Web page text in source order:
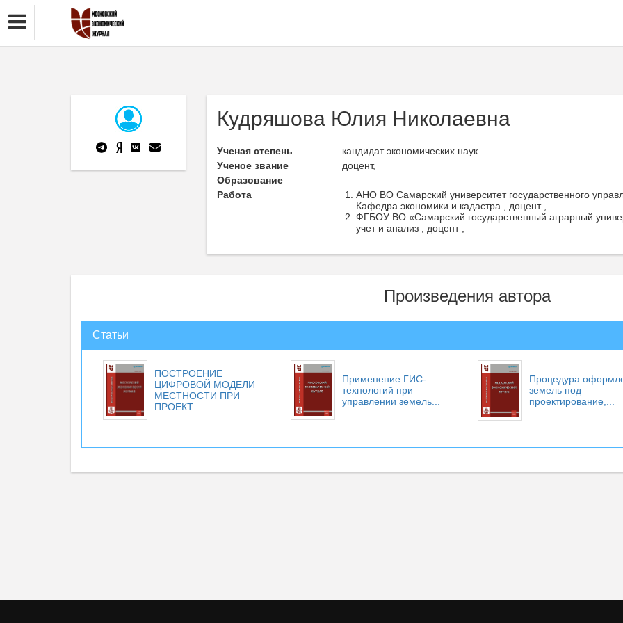
Кудряшова Юлия Николаевна
Ученая степень
кандидат экономических наук
Ученое звание
доцент,
Образование
Работа
АНО ВО Самарский университет государственного
Кафедра экономики и кадастра , доцент ,
ФГБОУ ВО «Самарский государственный аграрный
учет и анализ , доцент ,
Произведения автора
Статьи
ПОСТРОЕНИЕ
ЦИФРОВОЙ МОДЕЛИ
МЕСТНОСТИ ПРИ
ПРОЕКТ...
Применение ГИС-
технологий при
управлении земель...
Процедура
земель под
проектирование,...